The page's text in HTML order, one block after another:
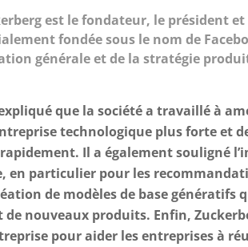
est le fondateur, le président
fondée sous le nom de
générale et de la stratégie
que la société a travaillé à
technologique plus forte et
Il a également souligné
en particulier pour les
de modèles de base génératifs
de nouveaux produits. Enfin,
pour aider les entreprises à